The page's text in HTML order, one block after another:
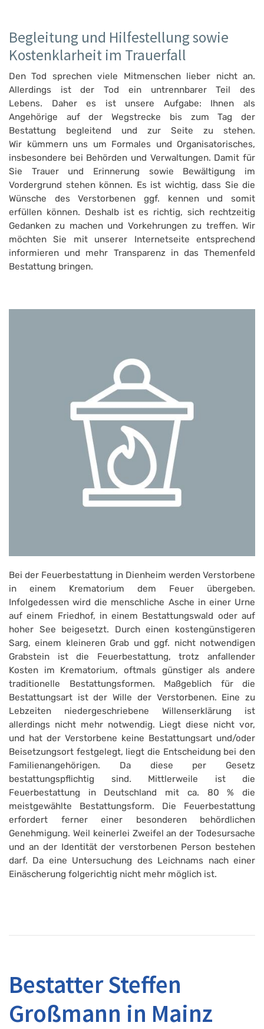
Begleitung und Hilfestellung sowie
Kostenklarheit im Trauerfall
Den Tod sprechen viele Mitmenschen lieber nicht an.
Allerdings ist der Tod ein untrennbarer Teil des
Lebens. Daher es ist unsere Aufgabe: Ihnen als
Angehörige auf der Wegstrecke bis zum Tag der
Bestattung begleitend und zur Seite zu stehen.
Wir kümmern uns um Formales und Organisatorisches,
insbesondere bei Behörden und Verwaltungen. Damit für
Sie Trauer und Erinnerung sowie Bewältigung im
Vordergrund stehen können. Es ist wichtig, dass Sie die
Wünsche des Verstorbenen ggf. kennen und somit
erfüllen können. Deshalb ist es richtig, sich rechtzeitig
Gedanken zu machen und Vorkehrungen zu treffen. Wir
möchten Sie mit unserer Internetseite entsprechend
informieren und mehr Transparenz in das Themenfeld
Bestattung bringen.
Bei der Feuerbestattung in Dienheim werden Verstorbene
in einem Krematorium dem Feuer übergeben.
Infolgedessen wird die menschliche Asche in einer Urne
auf einem Friedhof, in einem Bestattungswald oder auf
hoher See beigesetzt. Durch einen kostengünstigeren
Sarg, einem kleineren Grab und ggf. nicht notwendigen
Grabstein ist die Feuerbestattung, trotz anfallender
Kosten im Krematorium, oftmals günstiger als andere
traditionelle Bestattungsformen. Maßgeblich für die
Bestattungsart ist der Wille der Verstorbenen. Eine zu
Lebzeiten niedergeschriebene Willenserklärung ist
allerdings nicht mehr notwendig. Liegt diese nicht vor,
und hat der Verstorbene keine Bestattungsart und/oder
Beisetzungsort festgelegt, liegt die Entscheidung bei den
Familienangehörigen. Da diese per Gesetz
bestattungspflichtig sind. Mittlerweile ist die
Feuerbestattung in Deutschland mit ca. 80 % die
meistgewählte Bestattungsform. Die Feuerbestattung
erfordert ferner einer besonderen behördlichen
Genehmigung. Weil keinerlei Zweifel an der Todesursache
und an der Identität der verstorbenen Person bestehen
darf. Da eine Untersuchung des Leichnams nach einer
Einäscherung folgerichtig nicht mehr möglich ist.
Bestatter Steffen
Großmann in Mainz